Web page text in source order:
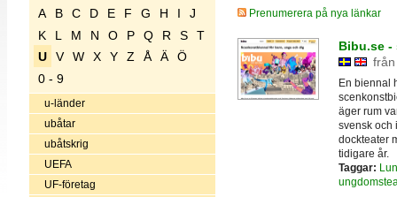
A B C D E F G H I
J
K
L M N O P Q R S
T
U
V W X Y Z Å Ä
Ö
0 - 9
u-länder
ubåtar
ubåtskrig
UEFA
UF-företag
Prenumerera på nya länkar
Bibu.se
En biennal
äger rum
svensk och
dockteater
tidigare år.
Taggar: